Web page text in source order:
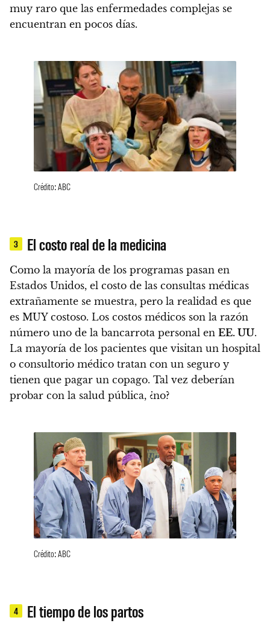
muy raro que las enfermedades complejas se
encuentran en pocos días.
Crédito: ABC
3 El costo real de la medicina
Como la mayoría de los programas pasan en
Estados Unidos, el costo de las consultas médicas
extrañamente se muestra, pero la realidad es que
es MUY costoso. Los costos médicos son la razón
número uno de la bancarrota personal en EE. UU.
La mayoría de los pacientes que visitan un hospital
o consultorio médico tratan con un seguro y
tienen que pagar un copago. Tal vez deberían
probar con la salud pública, ¿no?
Crédito: ABC
4 El tiempo de los partos